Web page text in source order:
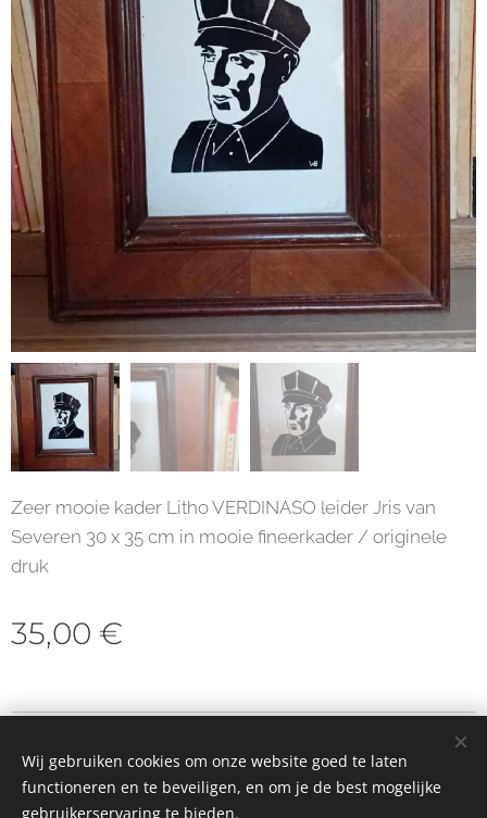
Zeer mooie kader Litho VERDINASO leider Jris van
Severen 30 x 35 cm in mooie fineerkader / originele
druk
35,00 €
Cookies
Wij gebruiken cookies om onze website goed te laten
functioneren en te beveiligen, en om je de best mogelijke
gebruikerservaring te bieden.